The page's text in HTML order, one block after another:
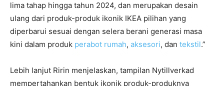
lima tahap hingga tahun 2024, dan merupakan desain
ulang dari produk-produk ikonik IKEA pilihan yang
diperbarui sesuai dengan selera berani generasi masa
kini dalam produk perabot rumah, aksesori, dan tekstil.”
Lebih lanjut Ririn menjelaskan, tampilan Nytillverkad
mempertahankan bentuk ikonik produk-produknya